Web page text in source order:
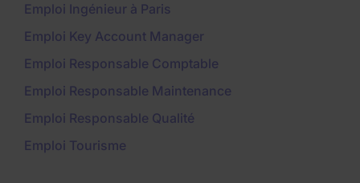
Emploi Ingénieur à Paris
Emploi Key Account Manager
Emploi Responsable Comptable
Emploi Responsable Maintenance
Emploi Responsable Qualité
Emploi Tourisme